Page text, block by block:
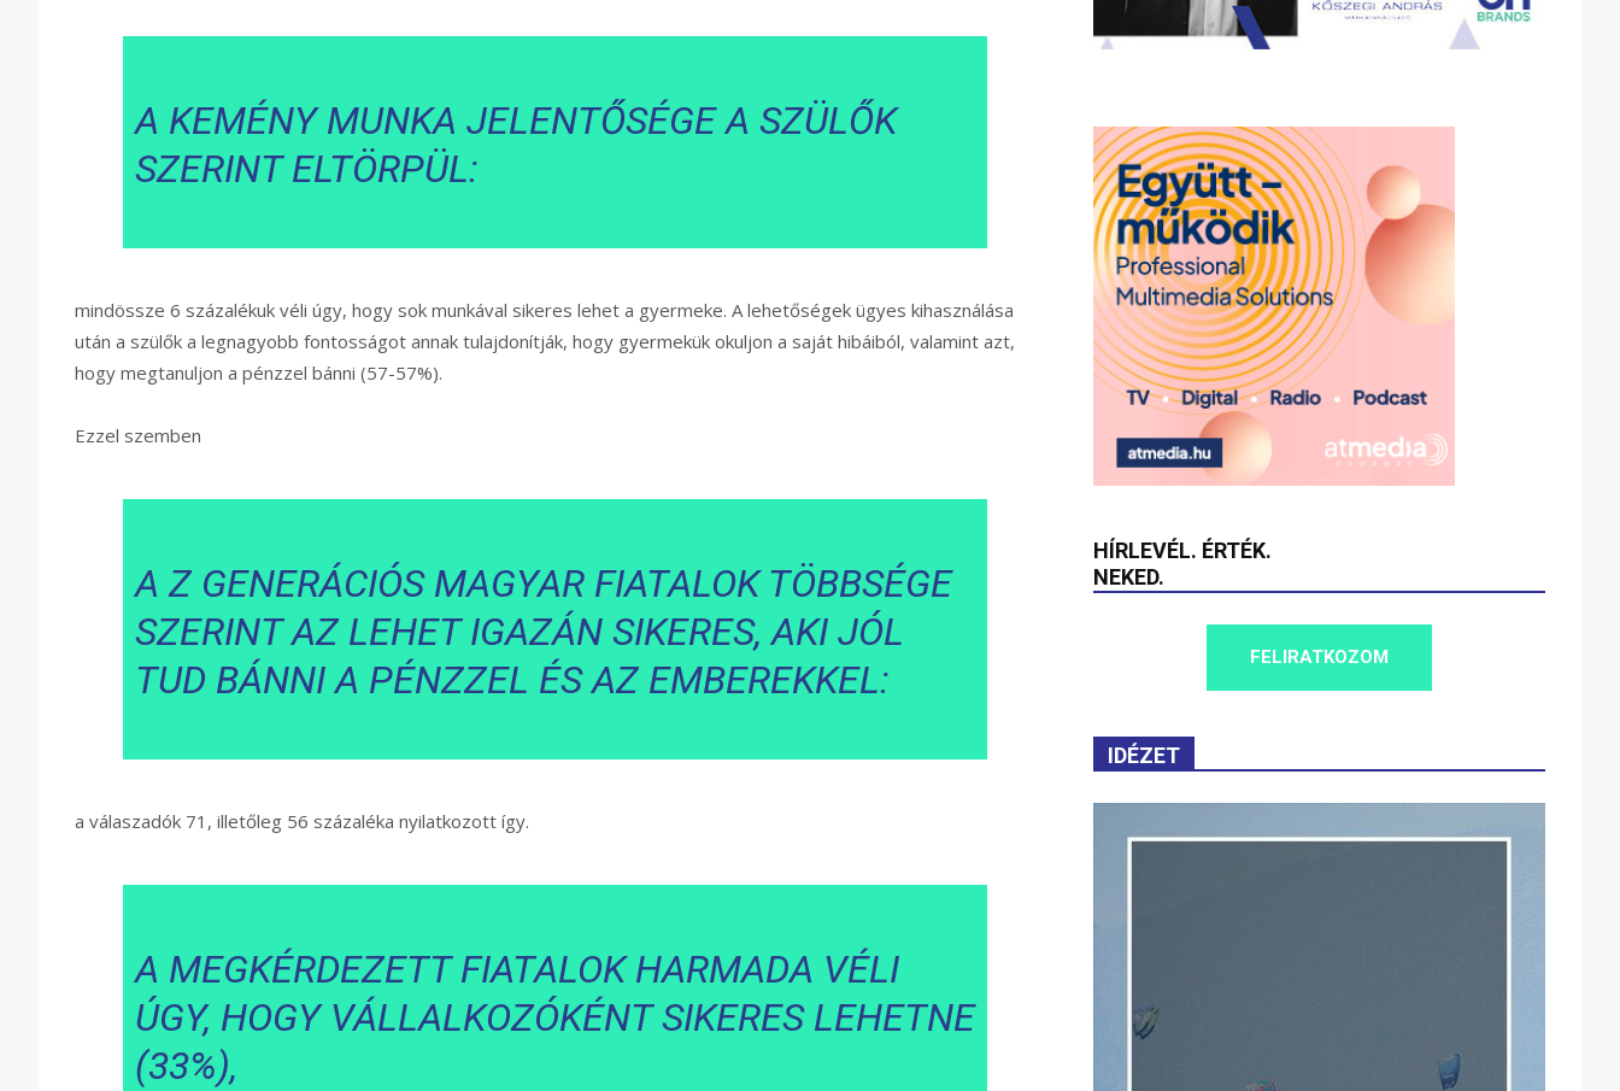
A KEMÉNY MUNKA JELENTŐSÉGE A SZÜLŐK
SZERINT ELTÖRPÜL:
mindössze 6 százalékuk véli úgy, hogy sok munkával sikeres lehet a gyermeke. A lehetőségek ügyes kihasználása
után a szülők a legnagyobb fontosságot annak tulajdonítják, hogy gyermekük okuljon a saját hibáiból, valamint azt,
hogy megtanuljon a pénzzel bánni (57-57%).
Ezzel szemben
A Z GENERÁCIÓS MAGYAR FIATALOK TÖBBSÉGE
SZERINT AZ LEHET IGAZÁN SIKERES, AKI JÓL
TUD BÁNNI A PÉNZZEL ÉS AZ EMBEREKKEL:
a válaszadók 71, illetőleg 56 százaléka nyilatkozott így.
A MEGKÉRDEZETT FIATALOK HARMADA VÉLI
ÚGY, HOGY VÁLLALKOZÓKÉNT SIKERES LEHETNE
(33%),
HÍRLEVÉL. ÉRTÉK.
NEKED.
FELIRATKOZOM
IDÉZET